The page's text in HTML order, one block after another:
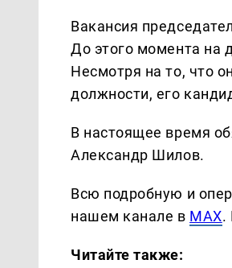
Вакансия
До этого момента на
Несмотря на то, что
должности, его
В настоящее время
Александр Шилов.
Всю подробную и
нашем канале в MAX.
Читайте также: